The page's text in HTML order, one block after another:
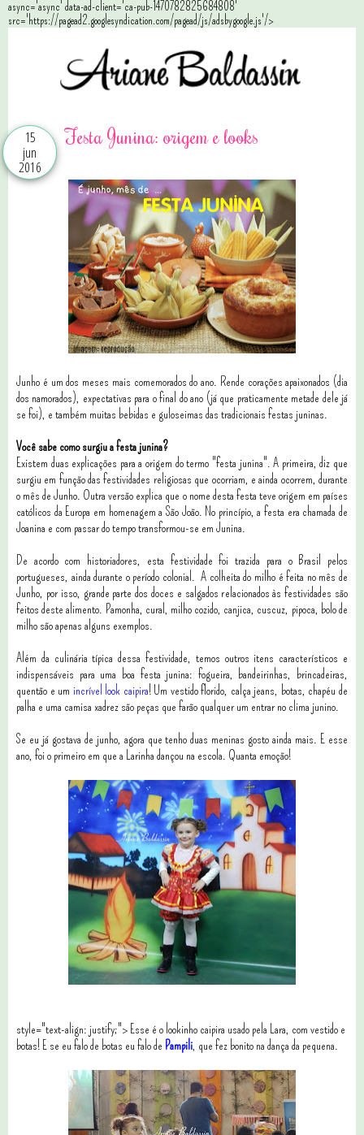
async='async' data-ad-client='ca-pub-1470782825684808'
src='https://pagead2.googlesyndication.com/pagead/js/adsbygoogle.js'/>
15
jun
2016
Festa Junina: origem e looks
Junho é um dos meses mais comemorados do ano. Rende corações apaixonados (dia
dos namorados), expectativas para o final do ano (já que praticamente metade dele já
se foi), e também muitas bebidas e guloseimas das tradicionais festas juninas.
Você sabe como surgiu a festa junina?
Existem duas explicações para a origem do termo "festa junina". A primeira, diz que
surgiu em função das festividades religiosas que ocorriam, e ainda ocorrem, durante
o mês de Junho. Outra versão explica que o nome desta festa teve origem em países
católicos da Europa em homenagem a São João. No princípio, a festa era chamada de
Joanina e com passar do tempo transformou-se em Junina.
De acordo com historiadores, esta festividade foi trazida para o Brasil pelos
portugueses, ainda durante o período colonial.A colheita do milho é feita no mês de
Junho, por isso, grande parte dos doces e salgados relacionados às festividades são
feitos deste alimento. Pamonha, cural, milho cozido, canjica, cuscuz, pipoca, bolo de
milho são apenas alguns exemplos.
Além da culinária típica dessa festividade, temos outros itens característicos e
indispensáveis para uma boa festa junina: fogueira, bandeirinhas, brincadeiras,
quentão e um incrível look caipira! Um vestido florido, calça jeans, botas, chapéu de
palha e uma camisa xadrez são peças que farão qualquer um entrar no clima junino.
Se eu já gostava de junho, agora que tenho duas meninas gosto ainda mais. E esse
ano, foi o primeiro em que a Larinha dançou na escola. Quanta emoção!
style="text-align: justify;"> Esse é o lookinho caipira usado pela Lara, com vestido e
botas! E se eu falo de botas eu falo de Pampili, que fez bonito na dança da pequena.